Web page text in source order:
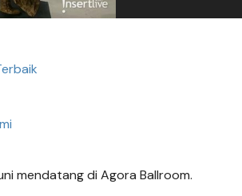
mendatang di Agora Ballroom.